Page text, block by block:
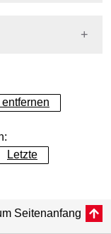
Letzte
Seitenanfang